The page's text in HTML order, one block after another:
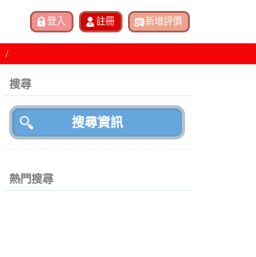
搜尋
熱門搜尋